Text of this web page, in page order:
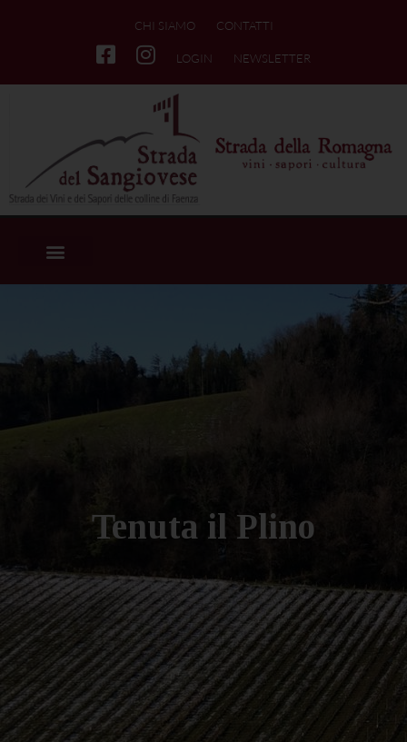
CHI SIAMO CONTATTI
LOGIN NEWSLETTER
Tenuta il Plino